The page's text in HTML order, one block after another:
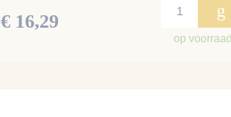
€ 16,29 g
op voorraad